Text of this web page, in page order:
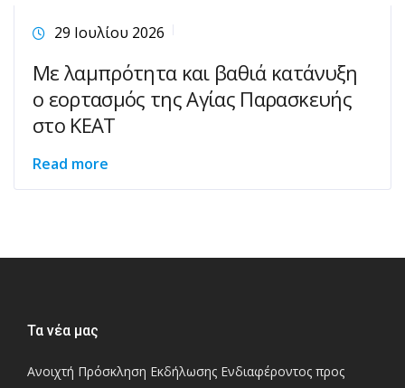
29 Ιουλίου 2026
Με λαμπρότητα και βαθιά κατάνυξη
ο εορτασμός της Αγίας Παρασκευής
στο ΚΕΑΤ
Read more
Τα νέα μας
Ανοιχτή Πρόσκληση Εκδήλωσης Ενδιαφέροντος προς